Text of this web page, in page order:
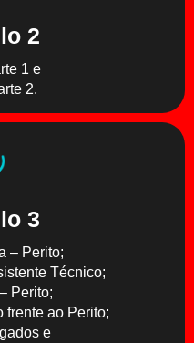
2
1 e
2.
3
– Perito;
Técnico;
Perito;
frente ao Perito;
e